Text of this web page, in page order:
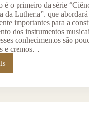
é o primeiro da série
da Lutheria”, que abordará
importantes para a
dos instrumentos
conhecimentos são
e cremos…